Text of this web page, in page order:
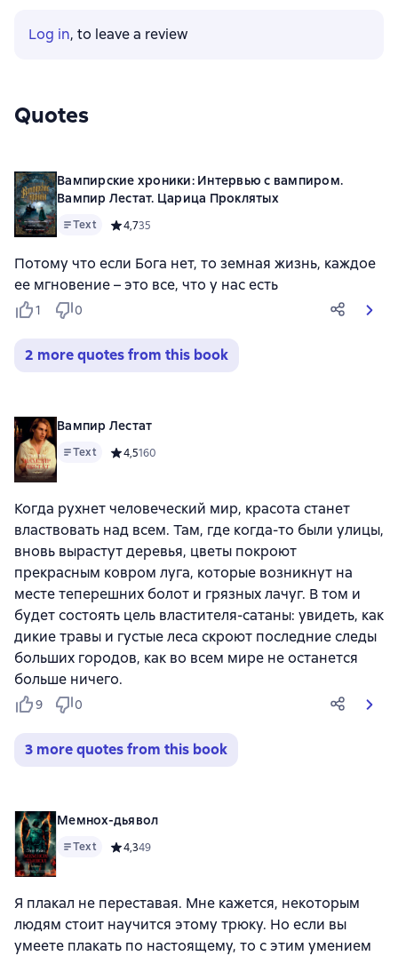
Log in, to leave a review
Quotes
Вампирские хроники: Интервью с вампиром.
Вампир Лестат. Царица Проклятых
Text Средний рейтинг 4,7 на основе 35 оценок
4,735
Потому что если Бога нет, то земная жизнь, каждое
ее мгновение – это все, что у нас есть
1 0
2 more quotes from this book
Вампир Лестат
Text Средний рейтинг 4,5 на основе 160 оценок
4,5160
Когда рухнет человеческий мир, красота станет
властвовать над всем. Там, где когда-то были улицы,
вновь вырастут деревья, цветы покроют
прекрасным ковром луга, которые возникнут на
месте теперешних болот и грязных лачуг. В том и
будет состоять цель властителя-сатаны: увидеть, как
дикие травы и густые леса скроют последние следы
больших городов, как во всем мире не останется
больше ничего.
9 0
3 more quotes from this book
Мемнох-дьявол
Text Средний рейтинг 4,3 на основе 49 оценок
4,349
Я плакал не переставая. Мне кажется, некоторым
людям стоит научится этому трюку. Но если вы
умеете плакать по настоящему, то с этим умением